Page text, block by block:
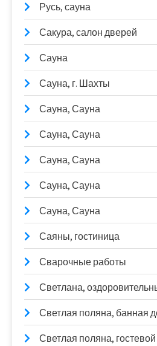
Русь, сауна
Сакура, салон дверей
Сауна
Сауна, г. Шахты
Сауна, Сауна
Сауна, Сауна
Сауна, Сауна
Сауна, Сауна
Сауна, Сауна
Саяны, гостиница
Сварочные работы
Светлана,
Светлая поляна, банная
Светлая поляна,